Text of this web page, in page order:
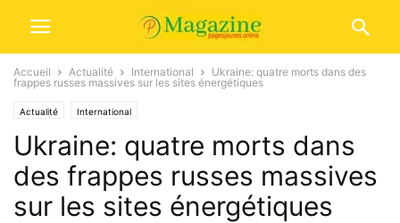
Accueil Actualité International
Ukraine: quatre morts dans des
frappes russes massives sur les sites énergétiques
Actualité International
Ukraine: quatre morts dans
des frappes russes massives
sur les sites énergétiques